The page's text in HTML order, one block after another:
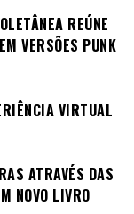
REÚNE
VERSÕES PUNK
VIRTUAL
ATRAVÉS DAS
NOVO LIVRO